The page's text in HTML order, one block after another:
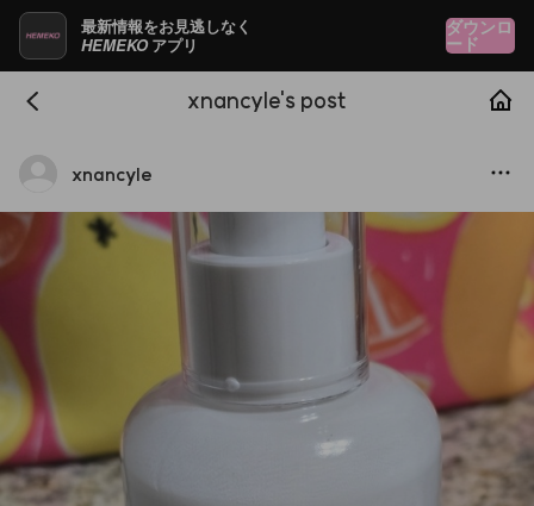
最新情報をお見逃しなく
HEMEKO アプリ
ダウンロ
ード
xnancyle's post
xnancyle